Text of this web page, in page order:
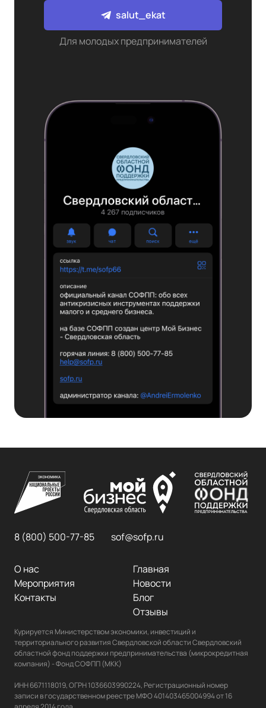
salut_ekat
Для молодых предпринимателей
8 (800) 500-77-85 sof@sofp.ru
Главная
О нас
Новости
Мероприятия
Блог
Контакты
Отзывы
Курируется Министерством экономики, инвестиций и
территориального развития Свердловской области Свердловский
областной фонд поддержки предпринимательства (микрокредитная
компания) - Фонд СОФПП (МКК)
ИНН 6671118019, ОГРН 1036603990224, Регистрационный номер
записи в государственном реестре МФО 401403465004994 от 16